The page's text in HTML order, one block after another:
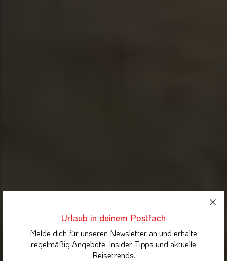
Urlaub in deinem Postfach
Melde dich für unseren Newsletter an und erhalte
regelmäßig Angebote, Insider-Tipps und aktuelle
Reisetrends.